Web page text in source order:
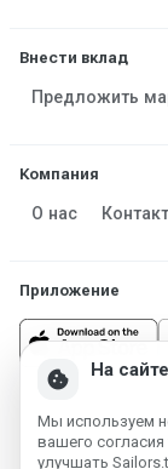
Внести вклад
Предложить
Компания
О нас
Приложение
cookie На
Мы используем
вашего
улучшать